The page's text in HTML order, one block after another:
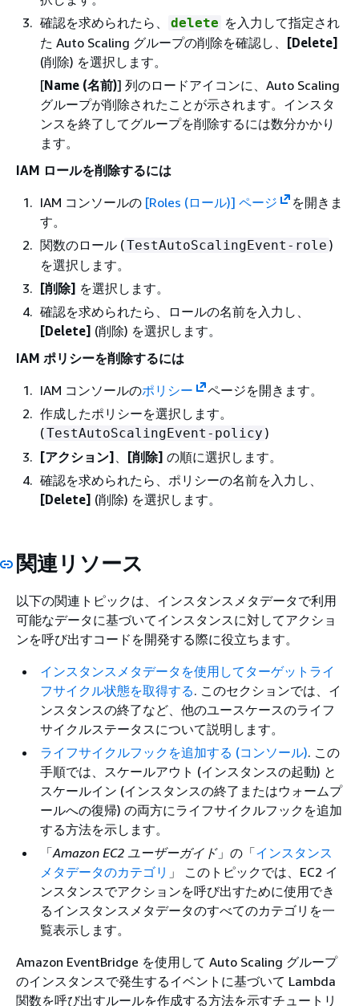
確認を求められたら、
delete を入力して指定され
た Auto Scaling グループの削除を確認し、 [Delete]
(削除) を選択します。
[Name (名前)] 列のロードアイコンに、Auto Scaling
グループが削除されたことが示されます。インスタ
ンスを終了してグループを削除するには数分かかり
ます。
IAM ロールを削除するには
IAM コンソールの [Roles (ロール)] ページ
を開きま
す。
関数のロール (TestAutoScalingEvent-role )
を選択します。
[削除] を選択します。
確認を求められたら、ロールの名前を入力し、
[Delete] (削除) を選択します。
IAM ポリシーを削除するには
IAM コンソールのポリシー
ページを開きます。
作成したポリシーを選択します。
(TestAutoScalingEvent-policy )
[アクション]
[削除] の順に選択します。
確認を求められたら、ポリシーの名前を入力し、
[Delete] (削除) を選択します。
関連リソース
以下の関連トピックは、インスタンスメタデータで利用
可能なデータに基づいてインスタンスに対してアクショ
ンを呼び出すコードを開発する際に役立ちます。
インスタンスメタデータを使用してターゲットライ
フサイクル状態を取得する. このセクションでは、イ
ンスタンスの終了など、他のユースケースのライフ
サイクルステータスについて説明します。
ライフサイクルフックを追加する (コンソール). この
手順では、スケールアウト (インスタンスの起動) と
スケールイン (インスタンスの終了またはウォームプ
ールへの復帰) の両方にライフサイクルフックを追加
する方法を示します。
「Amazon EC2 ユーザーガイド」の「インスタンス
メタデータのカテゴリ 」 このトピックでは、EC2 イ
ンスタンスでアクションを呼び出すために使用でき
るインスタンスメタデータのすべてのカテゴリを一
覧表示します。
Amazon EventBridge を使用して Auto Scaling グループ
のインスタンスで発生するイベントに基づいて Lambda
関数を呼び出すルールを作成する方法を示すチュートリ